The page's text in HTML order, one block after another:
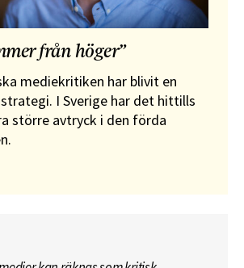
från höger”
mediekritiken har blivit en
I Sverige har det hittills
större avtryck i den förda